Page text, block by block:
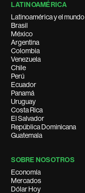
LATINOAMÉRICA
Latinoamérica y el mundo
Brasil
México
Argentina
Colombia
Venezuela
Chile
Perú
Ecuador
Panamá
Uruguay
Costa Rica
El Salvador
República Dominicana
Guatemala
SOBRE NOSOTROS
Economía
Mercados
Dólar Hoy